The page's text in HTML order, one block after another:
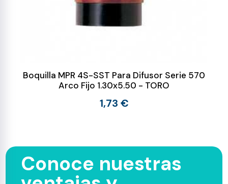
Boquilla MPR 4S-SST Para Difusor Serie 570
Arco Fijo 1.30x5.50 - TORO
1,73 €
Conoce nuestras